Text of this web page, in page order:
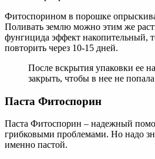
Фитоспорином в порошке
Поливать землю можно этим же
фунгицида эффект накопительный,
повторить через 10-15 дней.
После вскрытия упаковки ее
закрыть, чтобы в нее не попала
Паста Фитоспорин
Паста Фитоспорин – надежный
грибковыми проблемами. Но надо
именно пастой.